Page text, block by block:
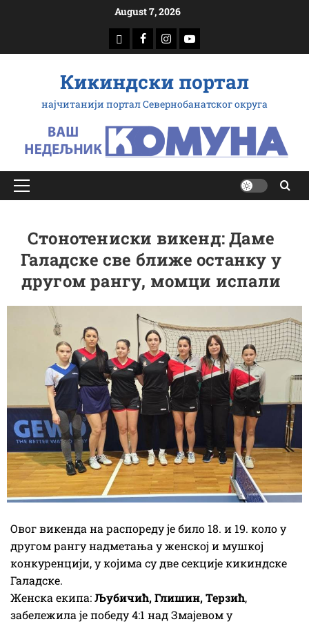
August 7, 2026
доwнлоад
Фацебоок
Инстаграм
Yоутубе
Кикиндски портал
најчитанији портал Севернобанатског округа
Примарy
Стонотениски викенд: Даме
Галадске све ближе останку у
другом рангу, момци испали
Овог викенда на распореду је било 18. и 19. коло у
другом рангу надметања у женској и мушкој
конкуренцији, у којима су две секције кикиндске
Галадске.
Женска екипа:Љубичић, Глишин, Терзић,
забележила је победу 4:1 над Змајевом у